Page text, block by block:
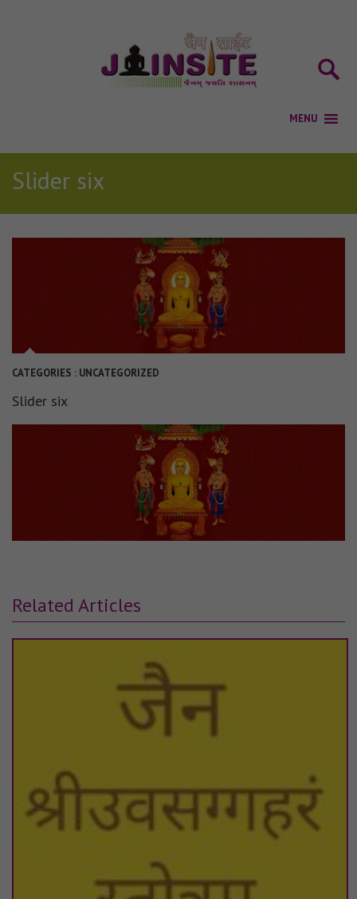
Slider six
CATEGORIES : UNCATEGORIZED
Slider six
Related Articles